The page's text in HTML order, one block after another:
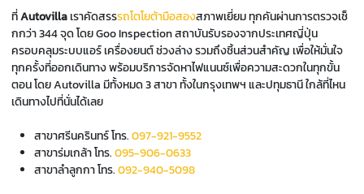
ที่Autovillaเราคัดสรรรถโตโยต้ามือสองสภาพเยี่ยม ทุกคันผ่านการตรวจเช็
กกว่า 344 จุด โดย Goo Inspection สถาบันรับรองจากประเทศญี่ปุ่น
ครอบคลุมระบบแอร์ เครื่องยนต์ ช่วงล่าง รวมถึงชิ้นส่วนสำคัญ เพื่อให้มั่นใจ
ทุกครั้งที่ออกเดินทาง พร้อมบริการจัดหาไฟแนนซ์เพื่อความสะดวกในทุกขั้น
ตอน โดย Autovilla มีทั้งหมด 3 สาขา ทั้งในกรุงเทพฯ และปทุมธานี ใกล้ที่ไหน
เดินทางไปที่นั่นได้เลย
สาขาศรีนครินทร์ โทร.097-921-9552
สาขาร่มเกล้า โทร.095-906-0633
สาขาลำลูกกา โทร.092-940-5098